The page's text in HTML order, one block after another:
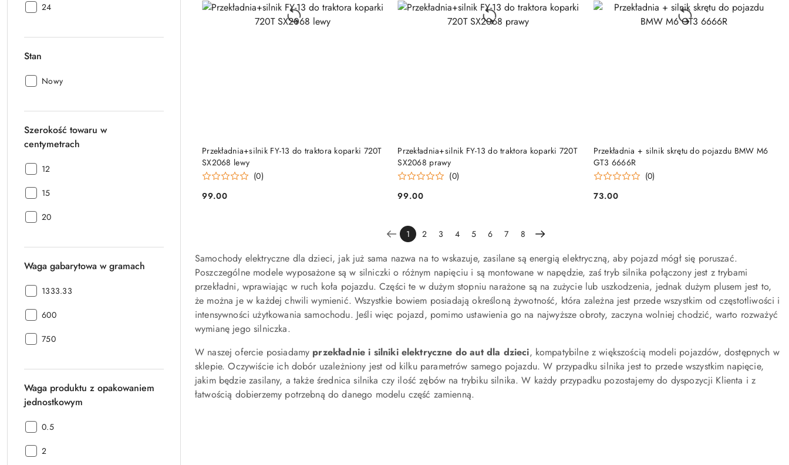
Napięcie:
24
Stan
Stan:
Nowy
Szerokość towaru w
centymetrach
Szerokość
w
12
Szerokość
w
15
Szerokość
20
Waga gabarytowa w gramach
Waga
w
1333.33
Waga
w
600
Waga
750
Waga produktu z opakowaniem
jednostkowym
Waga
z
0.5
Waga
2
Przekładnia+silnik FY-13 do traktora koparki 720T
SX2068 lewy
(0)
Cena:
99.00
KUP TERAZ
Przekładnia+silnik FY-13 do traktora koparki 720T
SX2068 prawy
(0)
Cena:
99.00
KUP TERAZ
Przekładnia + silnik skrętu do pojazdu BMW M6
GT3 6666R
(0)
Cena:
73.00
KUP TERAZ
1 2 3 4 5 6 7 8
Samochody elektryczne dla dzieci, jak już sama nazwa na to wskazuje, zasilane są energią elektryczną, aby pojazd mógł się poruszać.
Poszczególne modele wyposażone są w silniczki o różnym napięciu i są montowane w napędzie, zaś tryb silnika połączony jest z trybami
przekładni, wprawiając w ruch koła pojazdu. Części te w dużym stopniu narażone są na zużycie lub uszkodzenia, jednak dużym plusem jest to,
że można je w każdej chwili wymienić. Wszystkie bowiem posiadają określoną żywotność, która zależna jest przede wszystkim od częstotliwości i
intensywności użytkowania samochodu. Jeśli więc pojazd, pomimo ustawienia go na najwyższe obroty, zaczyna wolniej chodzić, warto rozważyć
wymianę jego silniczka.
W naszej ofercie posiadamy przekładnie i silniki elektryczne do aut dla dzieci, kompatybilne z większością modeli pojazdów, dostępnych w
sklepie. Oczywiście ich dobór uzależniony jest od kilku parametrów samego pojazdu. W przypadku silnika jest to przede wszystkim napięcie,
jakim będzie zasilany, a także średnica silnika czy ilość zębów na trybiku silnika. W każdy przypadku pozostajemy do dyspozycji Klienta i z
łatwością dobierzemy potrzebną do danego modelu część zamienną.